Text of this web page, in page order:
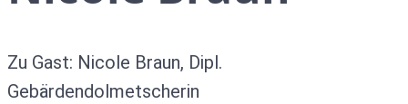
Zu Gast: Nicole Braun, Dipl.
Gebärdendolmetscherin